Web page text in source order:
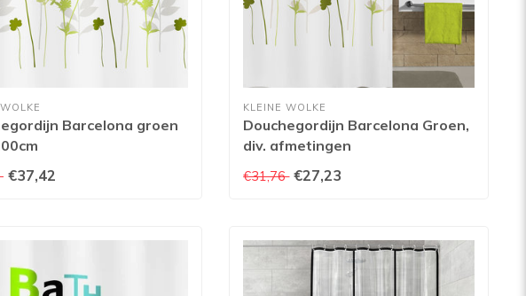
Barcelona groen
€37,42
KLEINE WOLKE
Douchegordijn Barcelona Groen,
div. afmetingen
€31,76 €27,23